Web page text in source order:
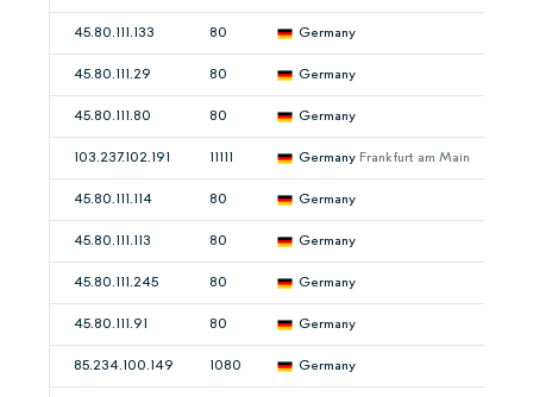
45.80.111.133 80 Germany
45.80.111.29 80 Germany
45.80.111.80 80 Germany
103.237.102.191 11111 Germany Frankfurt am Main
45.80.111.114 80 Germany
45.80.111.113 80 Germany
45.80.111.245 80 Germany
45.80.111.91 80 Germany
85.234.100.149 1080 Germany